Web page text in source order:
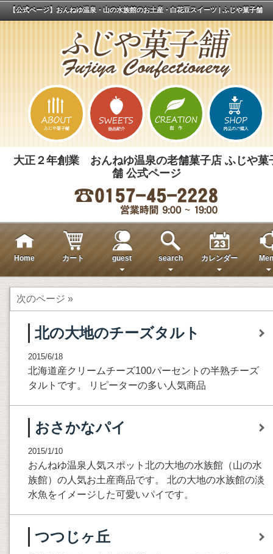
【公式ページ】おんねゆ温泉・山の水族館のお土産・白花豆スイーツ | ふじや菓子舗
大正２年創業 おんねゆ温泉の老舗菓子店 ふじや菓
舗 公式ページ
Home カート guest search カレンダー
次のページ »
北の大地のチーズタルト
2015/6/18
北海道産クリームチーズ100パーセントの半熟チーズ
タルトです。 リピーターの多い人気商品
おさかなパイ
2015/1/10
おんねゆ温泉人気スポット北の大地の水族館（山の水
族館）の人気お土産商品です。 北の大地の水族館の淡
水魚をイメージした可愛いパイです。
つつじヶ丘